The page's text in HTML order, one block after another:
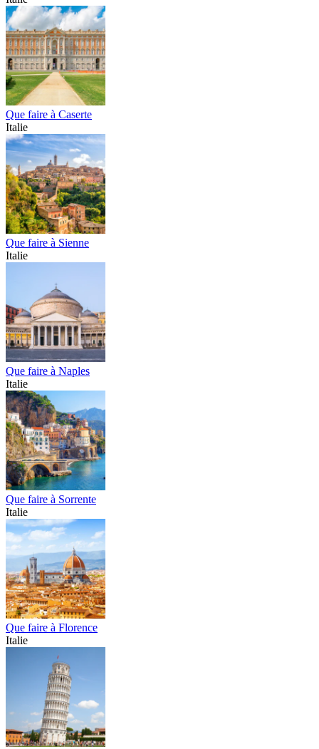
Que faire à Caserte
Italie
Que faire à Sienne
Italie
Que faire à Naples
Italie
Que faire à Sorrente
Italie
Que faire à Florence
Italie